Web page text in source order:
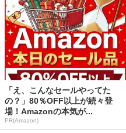
「え、こんなセールやってた
の？」80％OFF以上が続々登
場！Amazonの本気が...
PR(Amazon)